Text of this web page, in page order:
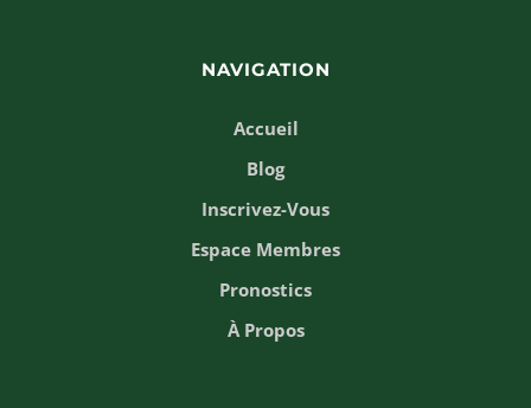
NAVIGATION
Accueil
Blog
Inscrivez-Vous
Espace Membres
Pronostics
À Propos